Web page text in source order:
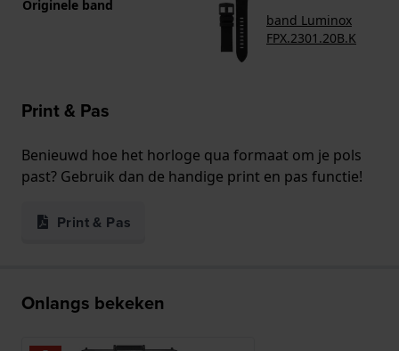
Originele band
band Luminox
FPX.2301.20B.K
Print & Pas
Benieuwd hoe het horloge qua formaat om je pols
past? Gebruik dan de handige print en pas functie!
Print & Pas
Onlangs bekeken